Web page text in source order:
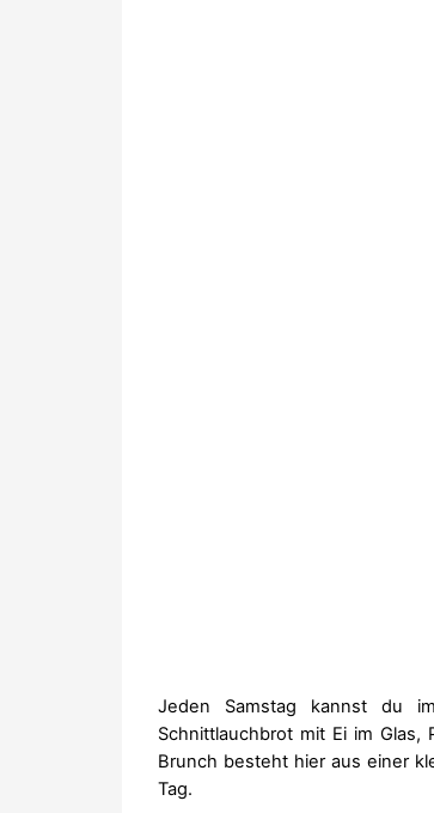
Jeden Samstag kannst du
Schnittlauchbrot mit Ei im Glas,
Brunch besteht hier aus einer
Tag.